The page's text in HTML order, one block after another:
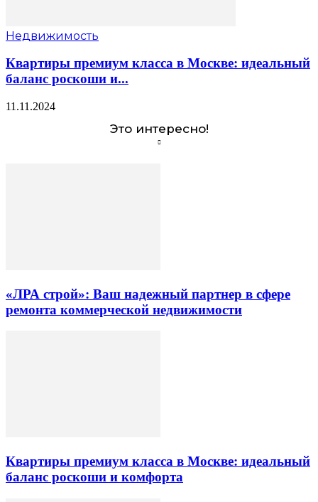
Недвижимость
Квартиры премиум класса в Москве: идеальный
баланс роскоши и...
11.11.2024
Это интересно!
«ЛРА строй»: Ваш надежный партнер в сфере
ремонта коммерческой недвижимости
Квартиры премиум класса в Москве: идеальный
баланс роскоши и комфорта